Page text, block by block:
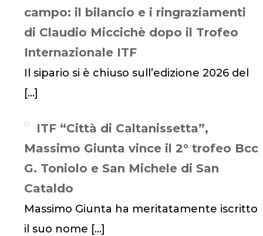
campo: il bilancio e i ringraziamenti
di Claudio Miccichè dopo il Trofeo
Internazionale ITF
Il sipario si è chiuso sull’edizione 2026 del
[…]
ITF “Città di Caltanissetta”,
Massimo Giunta vince il 2° trofeo Bcc
G. Toniolo e San Michele di San
Cataldo
Massimo Giunta ha meritatamente iscritto
il suo nome […]